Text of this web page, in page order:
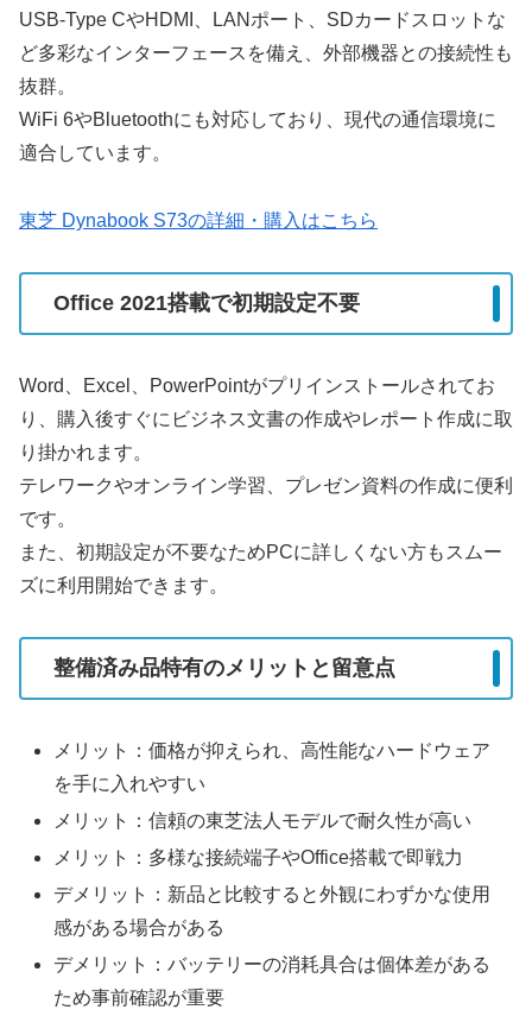
USB-Type CやHDMI、LANポート、SDカードスロットな
ど多彩なインターフェースを備え、外部機器との接続性も
抜群。
WiFi 6やBluetoothにも対応しており、現代の通信環境に
適合しています。
東芝 Dynabook S73の詳細・購入はこちら
Office 2021搭載で初期設定不要
Word、Excel、PowerPointがプリインストールされてお
り、購入後すぐにビジネス文書の作成やレポート作成に取
り掛かれます。
テレワークやオンライン学習、プレゼン資料の作成に便利
です。
また、初期設定が不要なためPCに詳しくない方もスムー
ズに利用開始できます。
整備済み品特有のメリットと留意点
メリット：価格が抑えられ、高性能なハードウェア
を手に入れやすい
メリット：信頼の東芝法人モデルで耐久性が高い
メリット：多様な接続端子やOffice搭載で即戦力
デメリット：新品と比較すると外観にわずかな使用
感がある場合がある
デメリット：バッテリーの消耗具合は個体差がある
ため事前確認が重要